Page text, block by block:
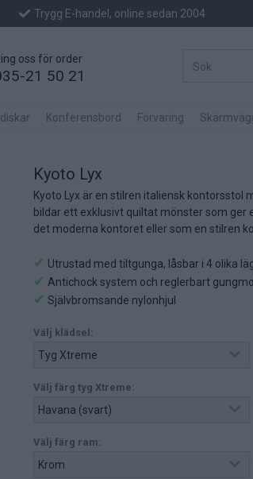
Trygg E-handel, online sedan 2004
oss för order
21 50 21
Konferensbord Förvaring
Kyoto Lyx
Kyoto Lyx är en stilren italiensk kontorsstol
bildar ett exklusivt quiltat mönster som ger
det moderna kontoret eller som en stilren
✔ Utrustad med tiltgunga, låsbar i 4 olika
✔ Antichock system och reglerbart
✔ Självbromsande nylonhjul
Välj klädsel:
Välj färg tyg Xtreme:
Välj färg ram: